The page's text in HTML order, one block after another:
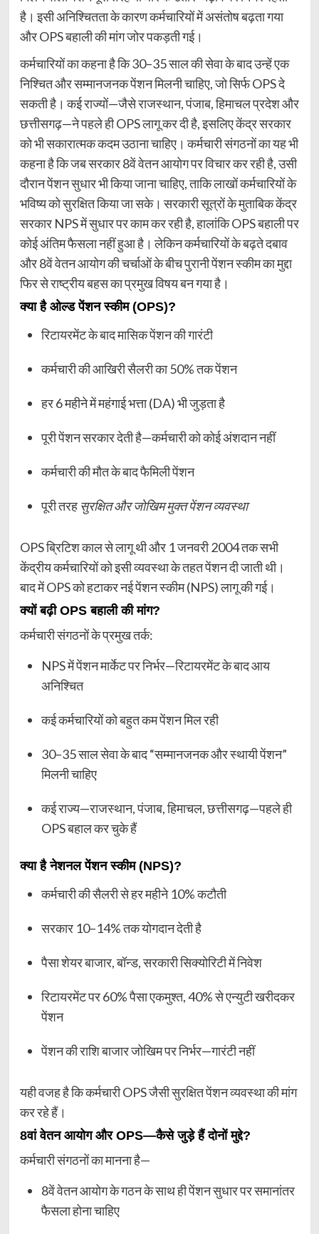
है। इसी अनिश्चितता के कारण कर्मचारियों में असंतोष बढ़ता गया
और OPS बहाली की मांग जोर पकड़ती गई।
कर्मचारियों का कहना है कि 30–35 साल की सेवा के बाद उन्हें एक
निश्चित और सम्मानजनक पेंशन मिलनी चाहिए, जो सिर्फ OPS दे
सकती है। कई राज्यों—जैसे राजस्थान, पंजाब, हिमाचल प्रदेश और
छत्तीसगढ़—ने पहले ही OPS लागू कर दी है, इसलिए केंद्र सरकार
को भी सकारात्मक कदम उठाना चाहिए। कर्मचारी संगठनों का यह भी
कहना है कि जब सरकार 8वें वेतन आयोग पर विचार कर रही है, उसी
दौरान पेंशन सुधार भी किया जाना चाहिए, ताकि लाखों कर्मचारियों के
भविष्य को सुरक्षित किया जा सके। सरकारी सूत्रों के मुताबिक केंद्र
सरकार NPS में सुधार पर काम कर रही है, हालांकि OPS बहाली पर
कोई अंतिम फैसला नहीं हुआ है। लेकिन कर्मचारियों के बढ़ते दबाव
और 8वें वेतन आयोग की चर्चाओं के बीच पुरानी पेंशन स्कीम का मुद्दा
फिर से राष्ट्रीय बहस का प्रमुख विषय बन गया है।
क्या है ओल्ड पेंशन स्कीम (OPS)?
रिटायरमेंट के बाद मासिक पेंशन की गारंटी
कर्मचारी की आखिरी सैलरी का 50% तक पेंशन
हर 6 महीने में महंगाई भत्ता (DA) भी जुड़ता है
पूरी पेंशन सरकार देती है—कर्मचारी को कोई अंशदान नहीं
कर्मचारी की मौत के बाद फैमिली पेंशन
पूरी तरह सुरक्षित और जोखिम मुक्त पेंशन व्यवस्था
OPS ब्रिटिश काल से लागू थी और 1 जनवरी 2004 तक सभी
केंद्रीय कर्मचारियों को इसी व्यवस्था के तहत पेंशन दी जाती थी।
बाद में OPS को हटाकर नई पेंशन स्कीम (NPS) लागू की गई।
क्यों बढ़ी OPS बहाली की मांग?
कर्मचारी संगठनों के प्रमुख तर्क:
NPS में पेंशन मार्केट पर निर्भर—रिटायरमेंट के बाद आय
अनिश्चित
कई कर्मचारियों को बहुत कम पेंशन मिल रही
30–35 साल सेवा के बाद “सम्मानजनक और स्थायी पेंशन”
मिलनी चाहिए
कई राज्य—राजस्थान, पंजाब, हिमाचल, छत्तीसगढ़—पहले ही
OPS बहाल कर चुके हैं
क्या है नेशनल पेंशन स्कीम (NPS)?
कर्मचारी की सैलरी से हर महीने 10% कटौती
सरकार 10–14% तक योगदान देती है
पैसा शेयर बाजार, बॉन्ड, सरकारी सिक्योरिटी में निवेश
रिटायरमेंट पर 60% पैसा एकमुश्त, 40% से एन्युटी खरीदकर
पेंशन
पेंशन की राशि बाजार जोखिम पर निर्भर—गारंटी नहीं
यही वजह है कि कर्मचारी OPS जैसी सुरक्षित पेंशन व्यवस्था की मांग
कर रहे हैं।
8वां वेतन आयोग और OPS—कैसे जुड़े हैं दोनों मुद्दे?
कर्मचारी संगठनों का मानना है—
8वें वेतन आयोग के गठन के साथ ही पेंशन सुधार पर समानांतर
फैसला होना चाहिए